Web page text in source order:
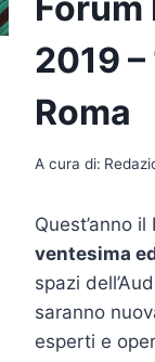
2019
Roma
A cura di:
Quest’anno
ventesima
spazi
saranno
esperti e